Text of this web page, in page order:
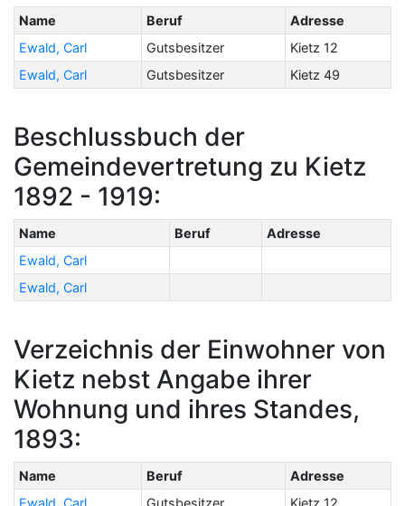
Name Beruf
Adresse
Ewald, Carl
Gutsbesitzer
Kietz 12
Ewald, Carl
Gutsbesitzer Kietz 49
Beschlussbuch der
Gemeindevertretung zu Kietz
1892 - 1919:
Name Beruf
Adresse
Ewald, Carl
Ewald, Carl
Verzeichnis der Einwohner von
Kietz nebst Angabe ihrer
Wohnung und ihres Standes,
1893:
Name Beruf
Adresse
Ewald, Carl
Gutsbesitzer
Kietz 12